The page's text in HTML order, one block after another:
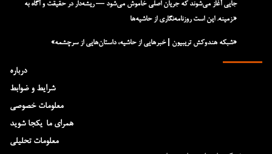
درباره
شرایط و ضوابط
معلومات خصوصی
همرای ما-یکجا شوید
معلومات تحلیلی
جایی آغاز می‌شوند که جریان اصلی خاموش می‌شود — ریشه‌دار در حقیقت و آگاه به
زمینه. این است روزنامه‌نگاری از حاشیه‌ها.»
«شبکه هند‌و‌کش تریبیون | خبرهایی از حاشیه، داستان‌هایی از سرچشمه»